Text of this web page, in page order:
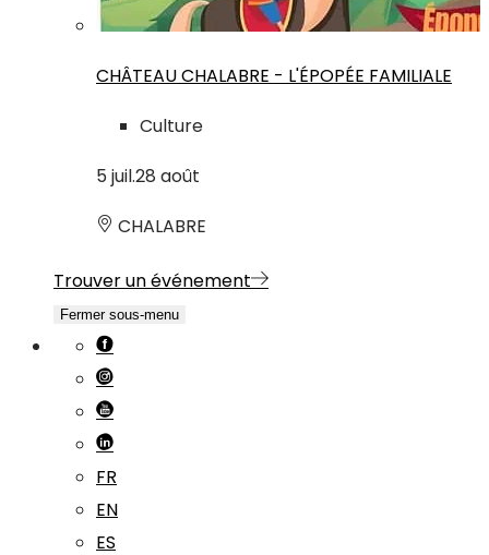
CHÂTEAU CHALABRE - L'ÉPOPÉE FAMILIALE
Culture
5 juil.28 août
CHALABRE
Trouver un événement
Fermer sous-menu
FR
EN
ES